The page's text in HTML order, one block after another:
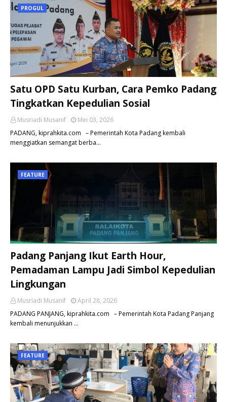
PROGUL
Satu OPD Satu Kurban, Cara Pemko Padang
Tingkatkan Kepedulian Sosial
Musriadi Musanif
Mei 03, 2026
PADANG, kiprahkita.com – Pemerintah Kota Padang kembali
menggiatkan semangat berba…
FEATURE
Padang Panjang Ikut Earth Hour,
Pemadaman Lampu Jadi Simbol Kepedulian
Lingkungan
Musriadi Musanif
April 28, 2026
PADANG PANJANG, kiprahkita.com – Pemerintah Kota Padang Panjang
kembali menunjukkan …
FEATURE